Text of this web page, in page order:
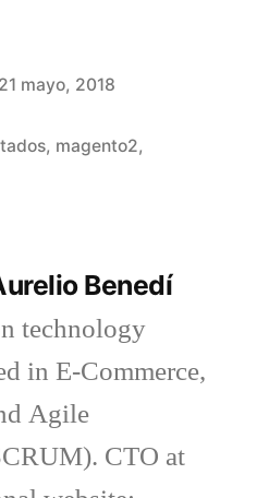
21 mayo, 2018
, magento2,
Benedí
technology
in E-Commerce,
Agile
CTO at